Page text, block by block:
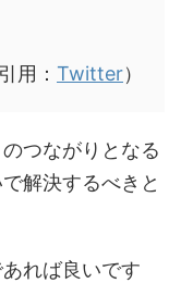
引用： Twitter）
つながりとなる
解決するべきと
れば良いです